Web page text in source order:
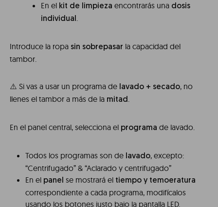
En el kit de limpieza encontrarás una dosis
individual .
Introduce la ropa sin sobrepasar la capacidad del
tambor.
⚠️ Si vas a usar un programa de lavado + secado, no
llenes el tambor a más de la mitad .
En el panel central, selecciona el programa de lavado.
Todos los programas son de lavado, excepto:
“Centrifugado” & “Aclarado y centrifugado”
En el panel se mostrará el tiempo y temoeratura
correspondiente a cada programa, modifícalos
usando los botones justo bajo la pantalla LED.